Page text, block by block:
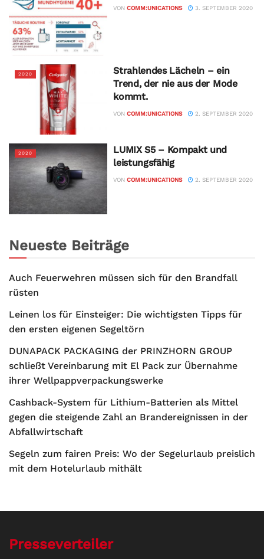
VON COMM:UNICATIONS 3. SEPTEMBER 2020
2020
Strahlendes Lächeln – ein
Trend, der nie aus der Mode
kommt.
VON COMM:UNICATIONS 2. SEPTEMBER 2020
2020
LUMIX S5 – Kompakt und
leistungsfähig
VON COMM:UNICATIONS 2. SEPTEMBER 2020
Neueste Beiträge
Auch Feuerwehren müssen sich für den Brandfall
rüsten
Leinen los für Einsteiger: Die wichtigsten Tipps für
den ersten eigenen Segeltörn
DUNAPACK PACKAGING der PRINZHORN GROUP
schließt Vereinbarung mit El Pack zur Übernahme
ihrer Wellpappverpackungswerke
Cashback-System für Lithium-Batterien als Mittel
gegen die steigende Zahl an Brandereignissen in der
Abfallwirtschaft
Segeln zum fairen Preis: Wo der Segelurlaub preislich
mit dem Hotelurlaub mithält
Presseverteiler